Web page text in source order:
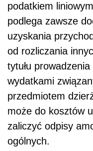
podatkiem
podlega zawsze
uzyskania
od rozliczania
tytułu
wydatkami
przedmiotem
może do kosztów
zaliczyć odpisy
ogólnych.